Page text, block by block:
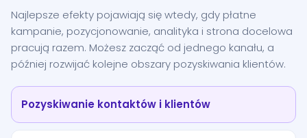
Najlepsze efekty pojawiają się wtedy, gdy płatne
kampanie, pozycjonowanie, analityka i strona docelowa
pracują razem. Możesz zacząć od jednego kanału, a
później rozwijać kolejne obszary pozyskiwania klientów.
Pozyskiwanie kontaktów i klientów